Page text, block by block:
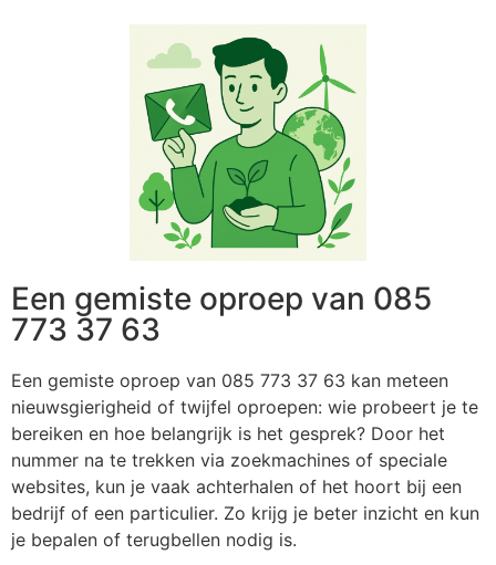
Een gemiste oproep van 085
773 37 63
Een gemiste oproep van 085 773 37 63 kan meteen
nieuwsgierigheid of twijfel oproepen: wie probeert je te
bereiken en hoe belangrijk is het gesprek? Door het
nummer na te trekken via zoekmachines of speciale
websites, kun je vaak achterhalen of het hoort bij een
bedrijf of een particulier. Zo krijg je beter inzicht en kun
je bepalen of terugbellen nodig is.